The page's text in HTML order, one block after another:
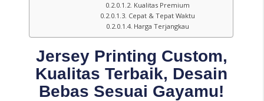
Kualitas Premium
Cepat & Tepat Waktu
Harga Terjangkau
Jersey Printing Custom,
Kualitas Terbaik, Desain
Bebas Sesuai Gayamu!